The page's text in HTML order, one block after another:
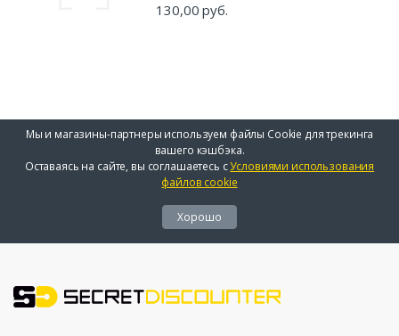
130,00 руб.
Мы и магазины-партнеры используем файлы Cookie для трекинга
вашего кэшбэка.
Оставаясь на сайте, вы соглашаетесь сУсловиями использования
файлов cookie
Хорошо